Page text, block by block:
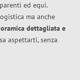
ed equi.
ma anche
dettagliata e
aspettarti, senza